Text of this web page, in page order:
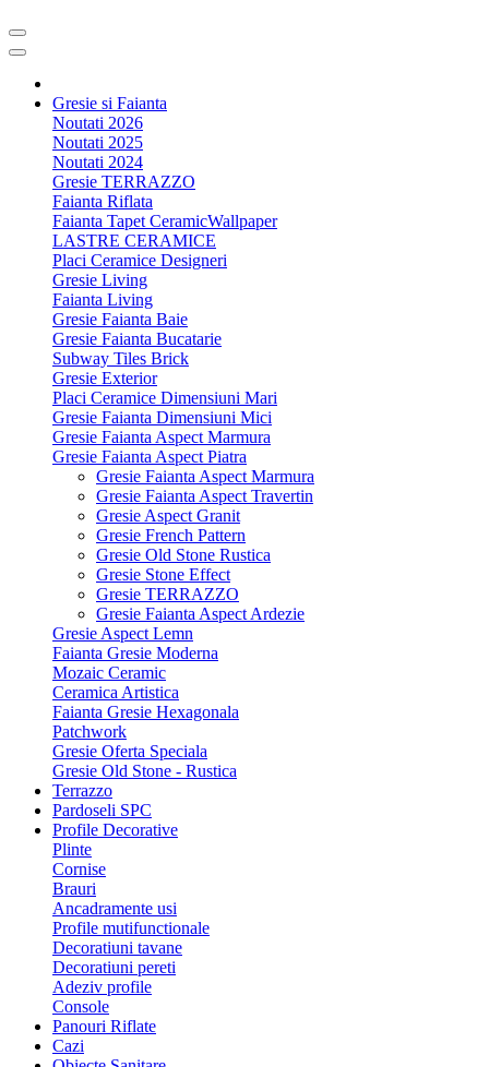
Gresie si Faianta
Noutati 2026
Noutati 2025
Noutati 2024
Gresie TERRAZZO
Faianta Riflata
Faianta Tapet CeramicWallpaper
LASTRE CERAMICE
Placi Ceramice Designeri
Gresie Living
Faianta Living
Gresie Faianta Baie
Gresie Faianta Bucatarie
Subway Tiles Brick
Gresie Exterior
Placi Ceramice Dimensiuni Mari
Gresie Faianta Dimensiuni Mici
Gresie Faianta Aspect Marmura
Gresie Faianta Aspect Piatra
Gresie Faianta Aspect Marmura
Gresie Faianta Aspect Travertin
Gresie Aspect Granit
Gresie French Pattern
Gresie Old Stone Rustica
Gresie Stone Effect
Gresie TERRAZZO
Gresie Faianta Aspect Ardezie
Gresie Aspect Lemn
Faianta Gresie Moderna
Mozaic Ceramic
Ceramica Artistica
Faianta Gresie Hexagonala
Patchwork
Gresie Oferta Speciala
Gresie Old Stone - Rustica
Terrazzo
Pardoseli SPC
Profile Decorative
Plinte
Cornise
Brauri
Ancadramente usi
Profile mutifunctionale
Decoratiuni tavane
Decoratiuni pereti
Adeziv profile
Console
Panouri Riflate
Cazi